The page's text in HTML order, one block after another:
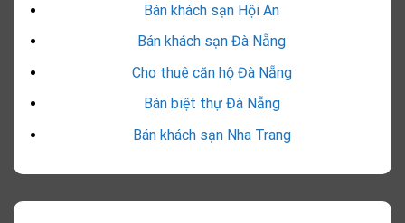
Bán khách sạn Hội An
Bán khách sạn Đà Nẵng
Cho thuê căn hộ Đà Nẵng
Bán biệt thự Đà Nẵng
Bán khách sạn Nha Trang